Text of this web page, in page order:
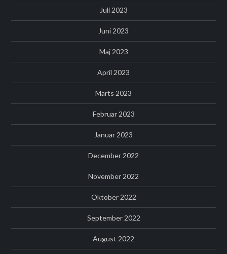
Juli 2023
Juni 2023
Maj 2023
April 2023
Marts 2023
Februar 2023
Januar 2023
December 2022
November 2022
Oktober 2022
September 2022
August 2022